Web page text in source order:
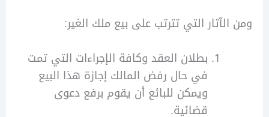
التي تترتب على بيع ملك الغير:
بطلان العقد وكافة الإجراءات التي تمت
في حال رفض المالك إجازة هذا البيع
ويمكن للبائع أن يقوم برفع دعوى